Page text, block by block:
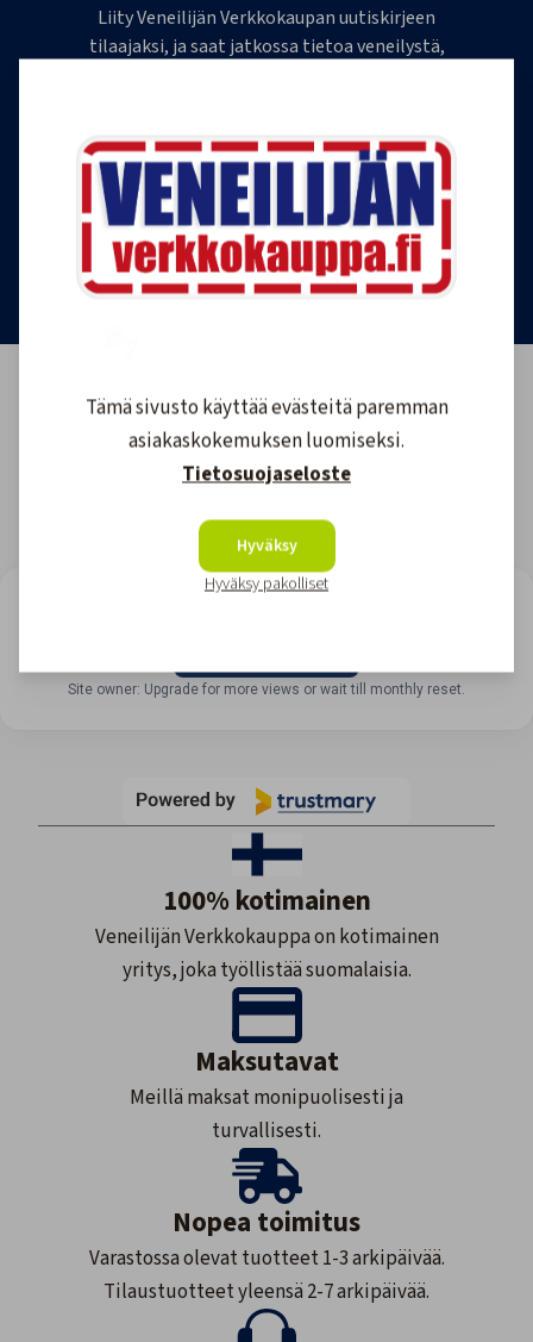
Liity Veneilijän Verkkokaupan uutiskirjeen
tilaajaksi, ja saat jatkossa tietoa veneilystä,
tilauksen milloin tahansa.
Tilaa uutiskirje
Site owner: Upgrade for more views or wait till monthly reset.
100% kotimainen
Veneilijän Verkkokauppa on kotimainen
yritys, joka työllistää suomalaisia.
Maksutavat
Meillä maksat monipuolisesti ja
turvallisesti.
Nopea toimitus
Varastossa olevat tuotteet 1-3 arkipäivää.
Tilaustuotteet yleensä 2-7 arkipäivää.
Tämä sivusto käyttää evästeitä paremman
asiakaskokemuksen luomiseksi.
Tietosuojaseloste
Hyväksy
Hyväksy pakolliset